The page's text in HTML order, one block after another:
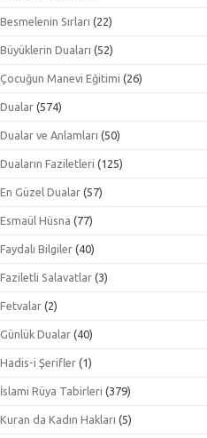
Besmelenin Sırları (22)
Büyüklerin Duaları (52)
Çocuğun Manevi Eğitimi (26)
Dualar (574)
Dualar ve Anlamları (50)
Duaların Faziletleri (125)
En Güzel Dualar (57)
Esmaül Hüsna (77)
Faydalı Bilgiler (40)
Faziletli Salavatlar (3)
Fetvalar (2)
Günlük Dualar (40)
Hadis-i Şerifler (1)
İslami Rüya Tabirleri (379)
Kuran da Kadın Hakları (5)